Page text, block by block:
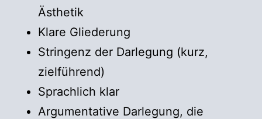
Ästhetik
Klare Gliederung
Stringenz der Darlegung (kurz,
zielführend)
Sprachlich klar
Argumentative Darlegung, die